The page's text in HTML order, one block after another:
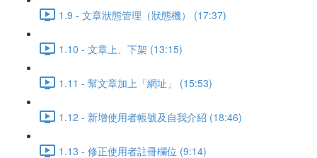
1.9 - 文章狀態管理（狀態機） (17:37)
1.10 - 文章上、下架 (13:15)
1.11 - 幫文章加上「網址」 (15:53)
1.12 - 新增使用者帳號及自我介紹 (18:46)
1.13 - 修正使用者註冊欄位 (9:14)